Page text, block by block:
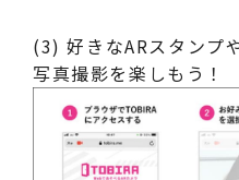
(3) 好きなARスタンプ
写真撮影を楽しもう！